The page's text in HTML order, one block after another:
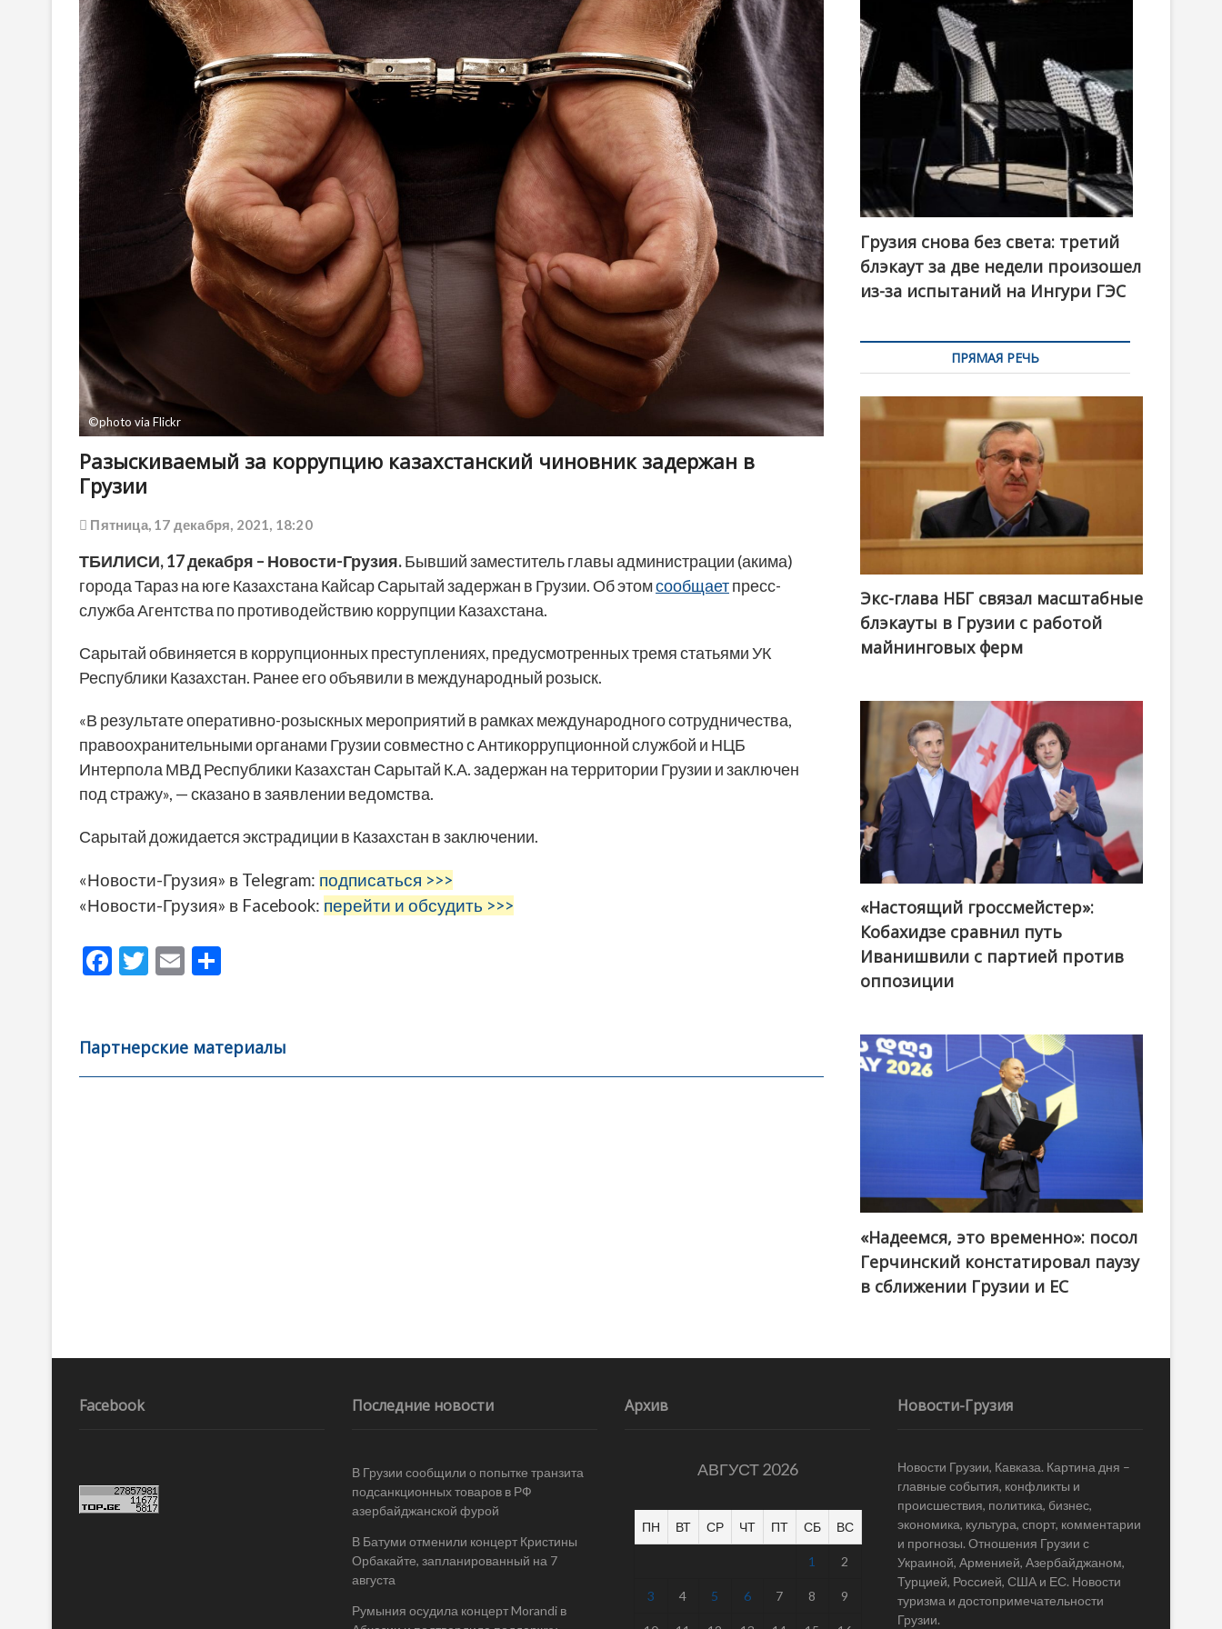
©photo via Flickr
Разыскиваемый за коррупцию казахстанский чиновник задержан в
Грузии
Пятница, 17 декабря, 2021, 18:20
ТБИЛИСИ, 17 декабря – Новости-Грузия.Бывший заместитель главы администрации (акима)
города Тараз на юге Казахстана Кайсар Сарытай задержан в Грузии. Об этомсообщаетпресс-
служба Агентства по противодействию коррупции Казахстана.
Сарытай обвиняется в коррупционных преступлениях, предусмотренных тремя статьями УК
Республики Казахстан. Ранее его объявили в международный розыск.
«В результате оперативно-розыскных мероприятий в рамках международного сотрудничества,
правоохранительными органами Грузии совместно с Антикоррупционной службой и НЦБ
Интерпола МВД Республики Казахстан Сарытай К.А. задержан на территории Грузии и заключен
под стражу», — сказано в заявлении ведомства.
Сарытай дожидается экстрадиции в Казахстан в заключении.
«Новости-Грузия» в Telegram: подписаться >>>
«Новости-Грузия» в Facebook: перейти и обсудить >>>
F
b
o
T
er
E
l
а
в
Партнерские материалы
Грузия снова без света: третий
блэкаут за две недели произошел
из-за испытаний на Ингури ГЭС
ПРЯМАЯ РЕЧЬ
Экс-глава НБГ связал масштабные
блэкауты в Грузии с работой
майнинговых ферм
@ქართული ოცნება / Georgian Dream
«Настоящий гроссмейстер»:
Кобахидзе сравнил путь
Иванишвили с партией против
оппозиции
«Надеемся, это временно»: посол
Герчинский констатировал паузу
в сближении Грузии и ЕС
Facebook Последние новости
В Грузии сообщили о попытке транзита
подсанкционных товаров в РФ
азербайджанской фурой
В Батуми отменили концерт Кристины
Орбакайте, запланированный на 7
августа
Румыния осудила концерт Morandi в
Архив
АВГУСТ 2026
ПН ВТ СР ЧТ ПТ СБ ВС
1 2
3 4 5 6 7 8 9
Новости-Грузия
Новости Грузии, Кавказа. Картина дня –
главные события, конфликты и
происшествия, политика, бизнес,
экономика, культура, спорт, комментарии
и прогнозы. Отношения Грузии с
Украиной, Арменией, Азербайджаном,
Турцией, Россией, США и ЕС. Новости
туризма и достопримечательности
Грузии.